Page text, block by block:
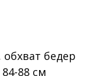
обхват бедер
88 см